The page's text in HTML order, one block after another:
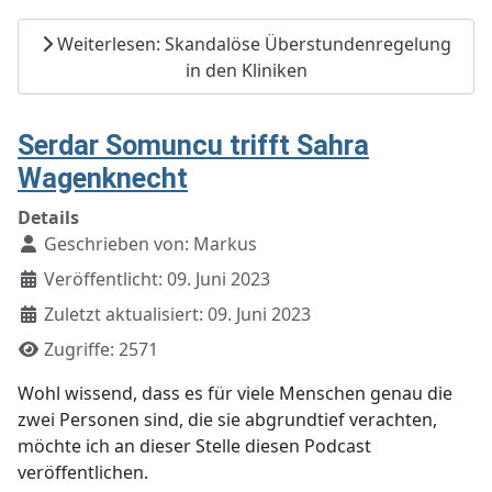
Weiterlesen: Skandalöse Überstundenregelung
in den Kliniken
Serdar Somuncu trifft Sahra
Wagenknecht
Details
Geschrieben von: Markus
Veröffentlicht: 09. Juni 2023
Zuletzt aktualisiert: 09. Juni 2023
Zugriffe: 2571
Wohl wissend, dass es für viele Menschen genau die
zwei Personen sind, die sie abgrundtief verachten,
möchte ich an dieser Stelle diesen Podcast
veröffentlichen.